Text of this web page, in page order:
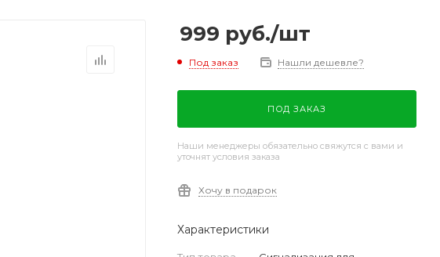
999 руб./шт
Под заказ Нашли дешевле?
ПОД ЗАКАЗ
Наши менеджеры обязательно свяжутся с вами и
уточнят условия заказа
Хочу в подарок
Характеристики